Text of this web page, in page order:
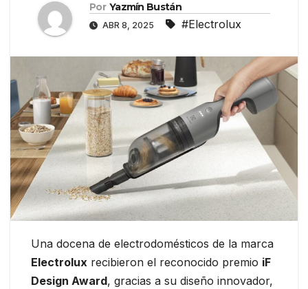
Por Yazmín Bustán
ABR 8, 2025 #Electrolux
Una docena de electrodomésticos de la marca
Electrolux recibieron el reconocido premio iF
Design Award, gracias a su diseño innovador,